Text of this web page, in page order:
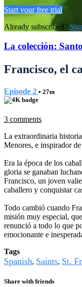
Start your free trial
Already subscribed?
La colección:
Francisco, el
Episode 2 • 27m
3 comments
La extraordinaria
Menores, e inspirador
Era la época de los
gloria se ganaban
Francisco, un joven
caballero y conquistar
Todo cambió cuando
misión muy especial,
renunció a todo lo que
emocionante e
Tags
Spanish, Saints, St.
Share with friends